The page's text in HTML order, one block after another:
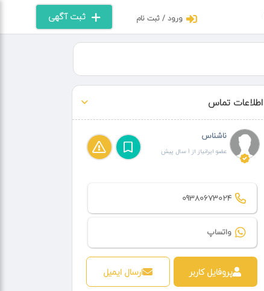
ثبت آگهی ورود / ثبت نام
اطلاعات تماس
ناشناس
عضو ایرانیاز از 1 سال پیش
09380673024
واتساپ
پروفایل کاربر ارسال ایمیل